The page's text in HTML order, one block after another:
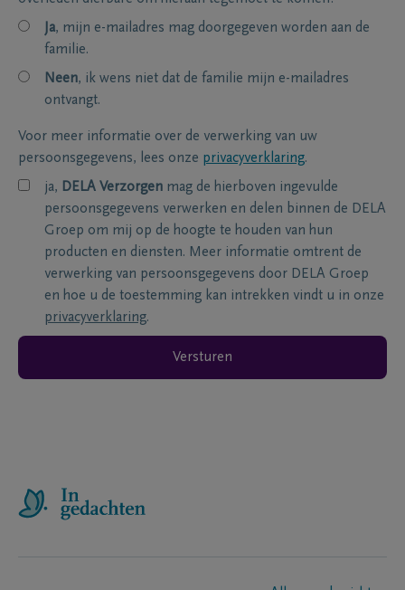
Ja, mijn e-mailadres mag doorgegeven worden aan de
familie.
Neen, ik wens niet dat de familie mijn e-mailadres
ontvangt.
Voor meer informatie over de verwerking van uw
persoonsgegevens, lees onze privacyverklaring.
ja, DELA Verzorgen mag de hierboven ingevulde
persoonsgegevens verwerken en delen binnen de DELA
Groep om mij op de hoogte te houden van hun
producten en diensten. Meer informatie omtrent de
verwerking van persoonsgegevens door DELA Groep
en hoe u de toestemming kan intrekken vindt u in onze
privacyverklaring.
Versturen